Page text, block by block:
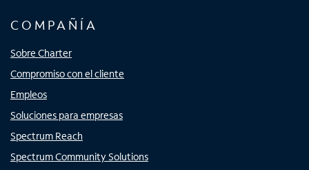
COMPAÑÍA
Sobre Charter
Compromiso con el cliente
Empleos
Soluciones para empresas
Spectrum Reach
Spectrum Community Solutions